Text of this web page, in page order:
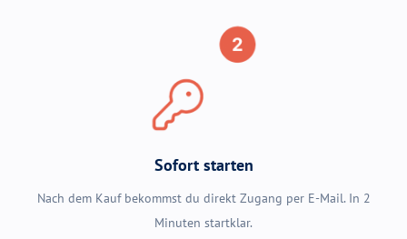
Sofort starten
Nach dem Kauf bekommst du direkt Zugang per E-Mail. In 2
Minuten startklar.